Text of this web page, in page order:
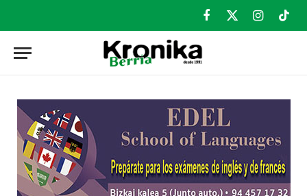
Facebook
X
Instagram